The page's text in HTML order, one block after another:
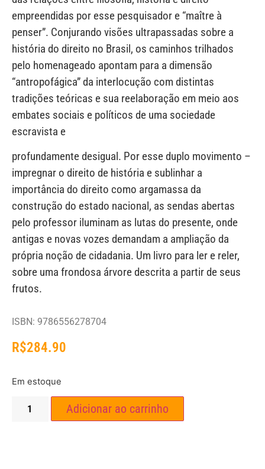
empreendidas por esse pesquisador e “maître à
penser”. Conjurando visões ultrapassadas sobre a
história do direito no Brasil, os caminhos trilhados
pelo homenageado apontam para a dimensão
“antropofágica” da interlocução com distintas
tradições teóricas e sua reelaboração em meio aos
embates sociais e políticos de uma sociedade
escravista e
profundamente desigual. Por esse duplo movimento –
impregnar o direito de história e sublinhar a
importância do direito como argamassa da
construção do estado nacional, as sendas abertas
pelo professor iluminam as lutas do presente, onde
antigas e novas vozes demandam a ampliação da
própria noção de cidadania. Um livro para ler e reler,
sobre uma frondosa árvore descrita a partir de seus
frutos.
ISBN: 9786556278704
R$284.90
Em estoque
Adicionar ao carrinho